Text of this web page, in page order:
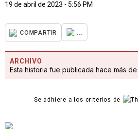
19 de abril de 2023 - 5:56 PM
COMPARTIR ...
ARCHIVO
Esta historia fue publicada hace más de
Se adhiere a los criterios de